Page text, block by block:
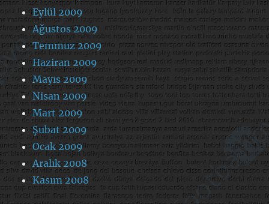
Eylül 2009
Ağustos 2009
Temmuz 2009
Haziran 2009
Mayıs 2009
Nisan 2009
Mart 2009
Şubat 2009
Ocak 2009
Aralık 2008
Kasım 2008